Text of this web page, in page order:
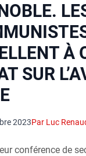
À
SUR
2023Par Luc
confé­rence de